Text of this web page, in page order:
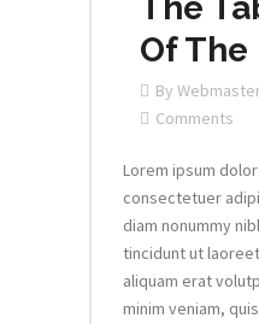
Of
By
Comments
Lorem ipsum
consectetuer
diam nonummy
tincidunt ut
aliquam erat
minim veniam,